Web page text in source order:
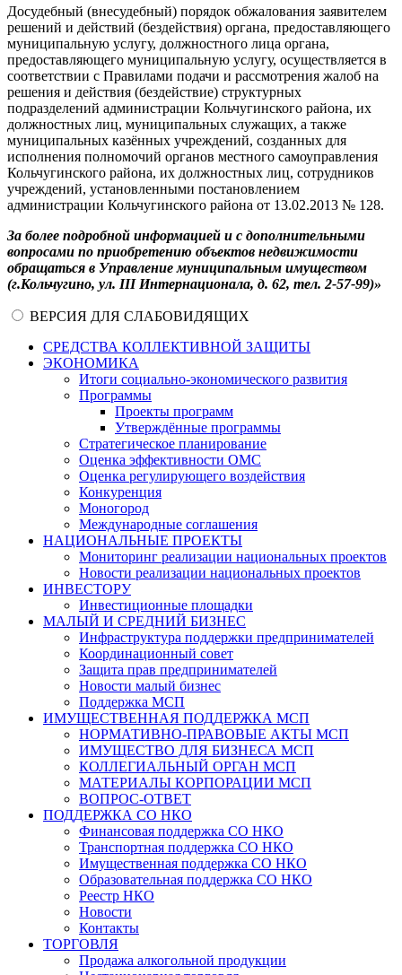
Досудебный (внесудебный) порядок обжалования заявителем
решений и действий (бездействия) органа, предоставляющего
муниципальную услугу, должностного лица органа,
предоставляющего муниципальную услугу, осуществляется в
соответствии с Правилами подачи и рассмотрения жалоб на
решения и действия (бездействие) структурных
подразделений администрации Кольчугинского района, их
должностных лиц, муниципальных служащих, а также
муниципальных казённых учреждений, созданных для
исполнения полномочий органов местного самоуправления
Кольчугинского района, их должностных лиц, сотрудников
учреждений, установленными постановлением
администрации Кольчугинского района от 13.02.2013 № 128.
За более подробной информацией и с дополнительными
вопросами по приобретению объектов недвижимости
обращаться в Управление муниципальным имуществом
(г.Кольчугино, ул. III Интернационала, д. 62, тел. 2-57-99)»
ВЕРСИЯ ДЛЯ СЛАБОВИДЯЩИХ
СРЕДСТВА КОЛЛЕКТИВНОЙ ЗАЩИТЫ
ЭКОНОМИКА
Итоги социально-экономического развития
Программы
Проекты программ
Утверждённые программы
Стратегическое планирование
Оценка эффективности ОМС
Оценка регулирующего воздействия
Конкуренция
Моногород
Международные соглашения
НАЦИОНАЛЬНЫЕ ПРОЕКТЫ
Мониторинг реализации национальных проектов
Новости реализации национальных проектов
ИНВЕСТОРУ
Инвестиционные площадки
МАЛЫЙ И СРЕДНИЙ БИЗНЕС
Инфраструктура поддержки предпринимателей
Координационный совет
Защита прав предпринимателей
Новости малый бизнес
Поддержка МСП
ИМУЩЕСТВЕННАЯ ПОДДЕРЖКА МСП
НОРМАТИВНО-ПРАВОВЫЕ АКТЫ МСП
ИМУЩЕСТВО ДЛЯ БИЗНЕСА МСП
КОЛЛЕГИАЛЬНЫЙ ОРГАН МСП
МАТЕРИАЛЫ КОРПОРАЦИИ МСП
ВОПРОС-ОТВЕТ
ПОДДЕРЖКА СО НКО
Финансовая поддержка СО НКО
Транспортная поддержка СО НКО
Имущественная поддержка СО НКО
Образовательная поддержка СО НКО
Реестр НКО
Новости
Контакты
ТОРГОВЛЯ
Продажа алкогольной продукции